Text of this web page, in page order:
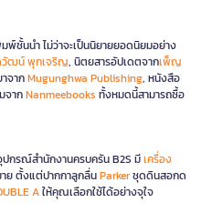
พ์ชั้นนำ ไม่ว่าจะเป็นนิยายยอดนิยมอย่าง
วัฒน์ พุกเจริญ, นิตยสารอัปเดตจากเพ็ญ
จากMugunghwa Publishing, หนังสือ
จากNanmeebooks ทั้งหมดนี้สามารถซื้อ
กรณ์สำนักงานครบครัน B2S มีเครื่อง
าย ตั้งแต่ปากกาลูกลื่นParkerชุดดินสอกด
Aให้คุณเลือกใช้ได้อย่างจุใจ